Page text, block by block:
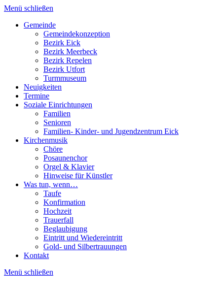
Direkt
Inhalt
Menü schließen
Hauptnavigation
Gemeinde
Gemeindekonzeption
Bezirk Eick
Bezirk Meerbeck
Bezirk Repelen
Bezirk Utfort
Turmmuseum
Neuigkeiten
Termine
Soziale Einrichtungen
Familien
Senioren
Familien- Kinder- und Jugendzentrum Eick
Kirchenmusik
Chöre
Posaunenchor
Orgel & Klavier
Hinweise für Künstler
Was tun, wenn…
Taufe
Konfirmation
Hochzeit
Trauerfall
Beglaubigung
Eintritt und Wiedereintritt
Gold- und Silbertrauungen
Kontakt
Menü schließen